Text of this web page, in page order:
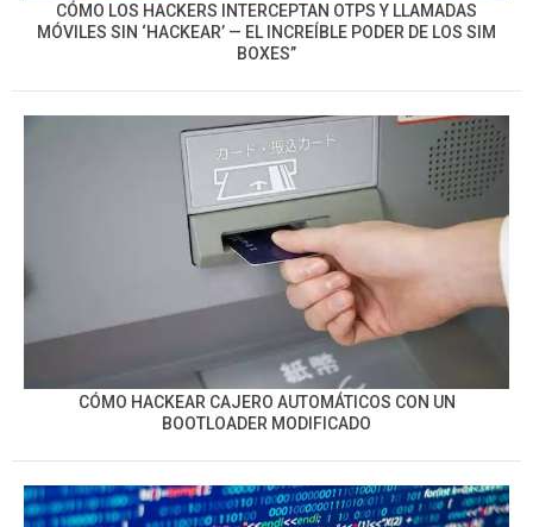
CÓMO LOS HACKERS INTERCEPTAN OTPS Y LLAMADAS
MÓVILES SIN ‘HACKEAR’ — EL INCREÍBLE PODER DE LOS SIM
BOXES”
CÓMO HACKEAR CAJERO AUTOMÁTICOS CON UN
BOOTLOADER MODIFICADO